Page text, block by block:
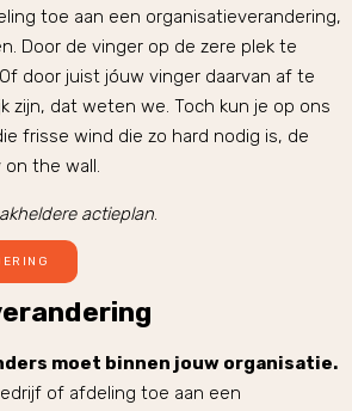
toe aan een organisatieverandering,
Door de vinger op de zere plek te
door juist jóuw vinger daarvan af te
zijn, dat weten we. Toch kun je op ons
frisse wind die zo hard nodig is, de
the wall.
actieplan.
moet binnen jouw organisatie.
of afdeling toe aan een